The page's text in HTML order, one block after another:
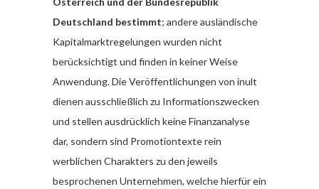
Deutschland bestimmt; andere ausländische
Kapitalmarktregelungen wurden nicht
berücksichtigt und finden in keiner Weise
Anwendung. Die Veröffentlichungen von inult
dienen ausschließlich zu Informationszwecken
und stellen ausdrücklich keine Finanzanalyse
dar, sondern sind Promotiontexte rein
werblichen Charakters zu den jeweils
besprochenen Unternehmen, welche hierfür ein